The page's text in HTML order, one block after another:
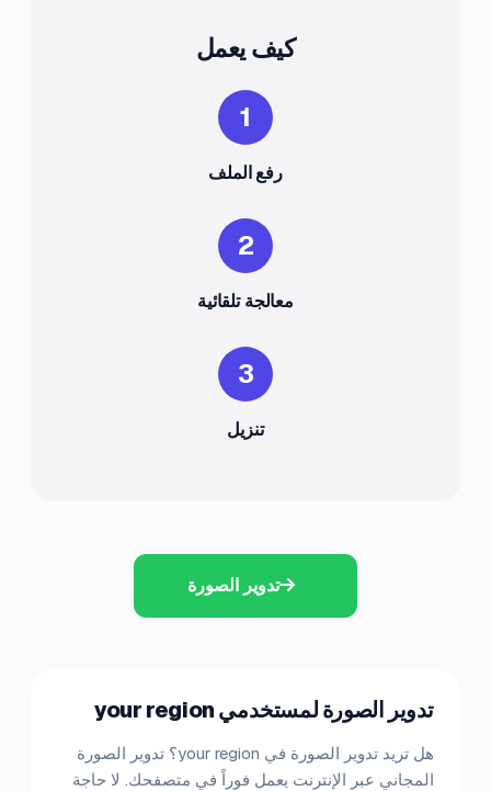
كيف يعمل
1
رفع الملف
2
معالجة تلقائية
3
تنزيل
تدوير الصورة
تدوير الصورة لمستخدمي your region
هل تريد تدوير الصورة في your region؟ تدوير الصورة
المجاني عبر الإنترنت يعمل فوراً في متصفحك. لا حاجة